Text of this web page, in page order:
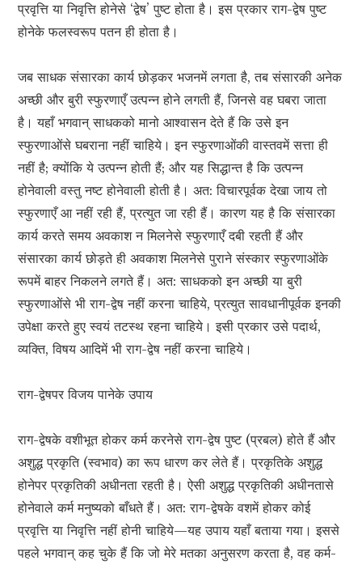
प्रवृत्ति या निवृत्ति होनेसे ‘द्वेष’ पुष्ट होता है। इस प्रकार राग-द्वेष पुष्ट
होनेके फलस्वरूप पतन ही होता है।
जब साधक संसारका कार्य छोड़कर भजनमें लगता है, तब संसारकी अनेक
अच्छी और बुरी स्फुरणाएँ उत्पन्न होने लगती हैं, जिनसे वह घबरा जाता
है। यहाँ भगवान् साधकको मानो आश्वासन देते हैं कि उसे इन
स्फुरणाओंसे घबराना नहीं चाहिये। इन स्फुरणाओंकी वास्तवमें सत्ता ही
नहीं है; क्योंकि ये उत्पन्न होती हैं; और यह सिद्धान्त है कि उत्पन्न
होनेवाली वस्तु नष्ट होनेवाली होती है। अत: विचारपूर्वक देखा जाय तो
स्फुरणाएँ आ नहीं रही हैं, प्रत्युत जा रही हैं। कारण यह है कि संसारका
कार्य करते समय अवकाश न मिलनेसे स्फुरणाएँ दबी रहती हैं और
संसारका कार्य छोड़ते ही अवकाश मिलनेसे पुराने संस्कार स्फुरणाओंके
रूपमें बाहर निकलने लगते हैं। अत: साधकको इन अच्छी या बुरी
स्फुरणाओंसे भी राग-द्वेष नहीं करना चाहिये, प्रत्युत सावधानीपूर्वक इनकी
उपेक्षा करते हुए स्वयं तटस्थ रहना चाहिये। इसी प्रकार उसे पदार्थ,
व्यक्ति, विषय आदिमें भी राग-द्वेष नहीं करना चाहिये।
राग-द्वेषपर विजय पानेके उपाय
राग-द्वेषके वशीभूत होकर कर्म करनेसे राग-द्वेष पुष्ट (प्रबल) होते हैं और
अशुद्ध प्रकृति (स्वभाव) का रूप धारण कर लेते हैं। प्रकृतिके अशुद्ध
होनेपर प्रकृतिकी अधीनता रहती है। ऐसी अशुद्ध प्रकृतिकी अधीनतासे
होनेवाले कर्म मनुष्यको बाँधते हैं। अत: राग-द्वेषके वशमें होकर कोई
प्रवृत्ति या निवृत्ति नहीं होनी चाहिये—यह उपाय यहाँ बताया गया। इससे
पहले भगवान् कह चुके हैं कि जो मेरे मतका अनुसरण करता है, वह कर्म-